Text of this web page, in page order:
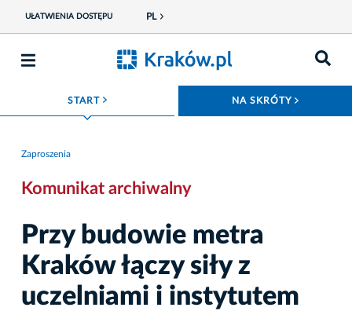
UŁATWIENIA DOSTĘPU PL
START ROZWIŃ MENU NA SKRÓTY
Zaproszenia
Komunikat archiwalny
Przy budowie metra
Kraków łączy siły z
uczelniami i instytutem